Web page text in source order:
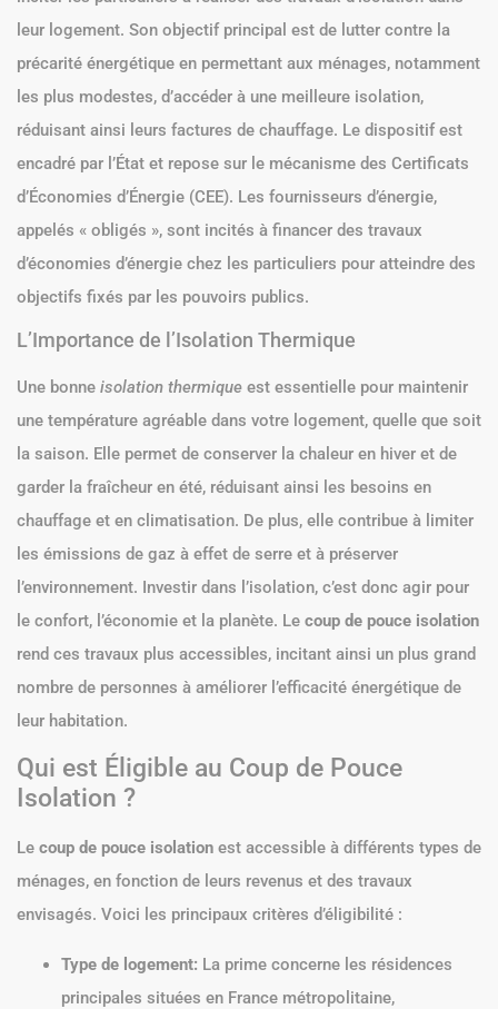
leur logement. Son objectif principal est de lutter contre la
précarité énergétique en permettant aux ménages, notamment
les plus modestes, d’accéder à une meilleure isolation,
réduisant ainsi leurs factures de chauffage. Le dispositif est
encadré par l’État et repose sur le mécanisme des Certificats
d’Économies d’Énergie (CEE). Les fournisseurs d’énergie,
appelés « obligés », sont incités à financer des travaux
d’économies d’énergie chez les particuliers pour atteindre des
objectifs fixés par les pouvoirs publics.
L’Importance de l’Isolation Thermique
Une bonne isolation thermique est essentielle pour maintenir
une température agréable dans votre logement, quelle que soit
la saison. Elle permet de conserver la chaleur en hiver et de
garder la fraîcheur en été, réduisant ainsi les besoins en
chauffage et en climatisation. De plus, elle contribue à limiter
les émissions de gaz à effet de serre et à préserver
l’environnement. Investir dans l’isolation, c’est donc agir pour
le confort, l’économie et la planète. Le coup de pouce isolation
rend ces travaux plus accessibles, incitant ainsi un plus grand
nombre de personnes à améliorer l’efficacité énergétique de
leur habitation.
Qui est Éligible au Coup de Pouce
Isolation ?
Le coup de pouce isolation est accessible à différents types de
ménages, en fonction de leurs revenus et des travaux
envisagés. Voici les principaux critères d’éligibilité :
Type de logement: La prime concerne les résidences
principales situées en France métropolitaine,